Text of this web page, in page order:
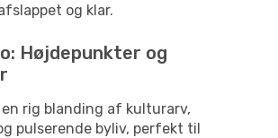
og klar.
Højdepunkter og
rig blanding af kulturarv,
pulserende byliv, perfekt til